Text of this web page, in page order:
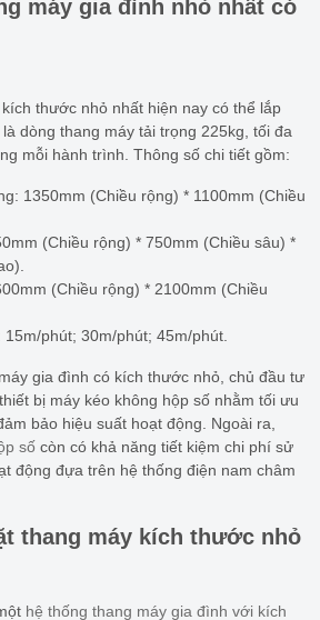
máy gia đình nhỏ nhất có
thước nhỏ nhất hiện nay có thể lắp
dòng thang máy tải trọng 225kg, tối đa
mỗi hành trình. Thông số chi tiết gồm:
1350mm (Chiều rộng) * 1100mm (Chiều
(Chiều rộng) * 750mm (Chiều sâu) *
(Chiều rộng) * 2100mm (Chiều
phút; 30m/phút; 45m/phút.
gia đình có kích thước nhỏ, chủ đầu tư
bị máy kéo không hộp số nhằm tối ưu
bảo hiệu suất hoạt động. Ngoài ra,
số còn có khả năng tiết kiệm chi phí sử
động đựa trên hệ thống điện nam châm
thang máy kích thước nhỏ
hệ thống thang máy gia đình với kích